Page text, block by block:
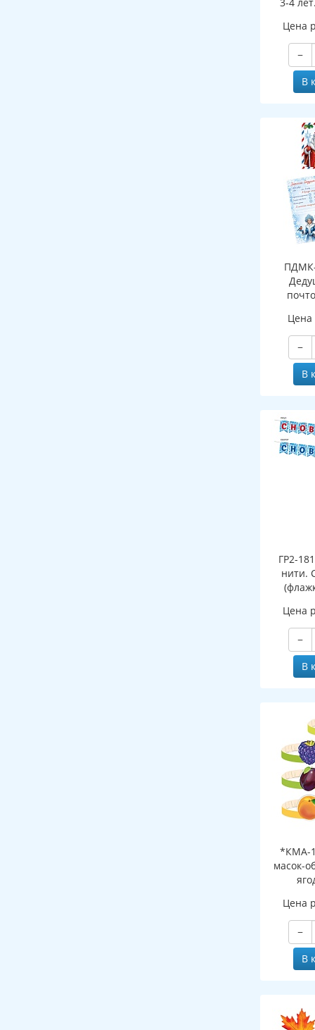
ФГОС
Цена
−
В
и Цена
−
В
ГР2-
нити.
Цена
−
В
*КМА-
масок-
Цена
−
В